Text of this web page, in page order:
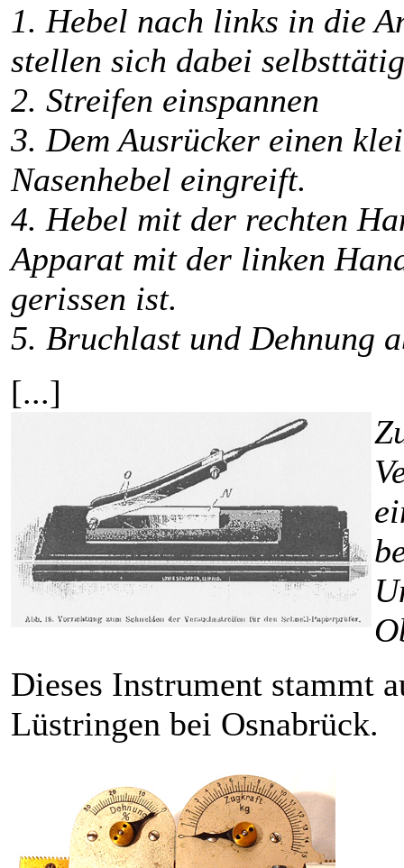
1. Hebel nach links in die
stellen sich dabei
2. Streifen einspannen
3. Dem Ausrücker einen
Nasenhebel eingreift.
4. Hebel mit der rechten
Apparat mit der linken
gerissen ist.
5. Bruchlast und Dehnung
[...]
Dieses Instrument stammt
Lüstringen bei Osnabrück.